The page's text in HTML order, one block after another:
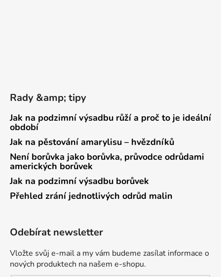
Rady &amp; tipy
Jak na podzimní výsadbu růží a proč to je ideální
období
Jak na pěstování amarylisu – hvězdníků
Není borůvka jako borůvka, průvodce odrůdami
amerických borůvek
Jak na podzimní výsadbu borůvek
Přehled zrání jednotlivých odrůd malin
Odebírat newsletter
Vložte svůj e-mail a my vám budeme zasílat informace o
nových produktech na našem e-shopu.